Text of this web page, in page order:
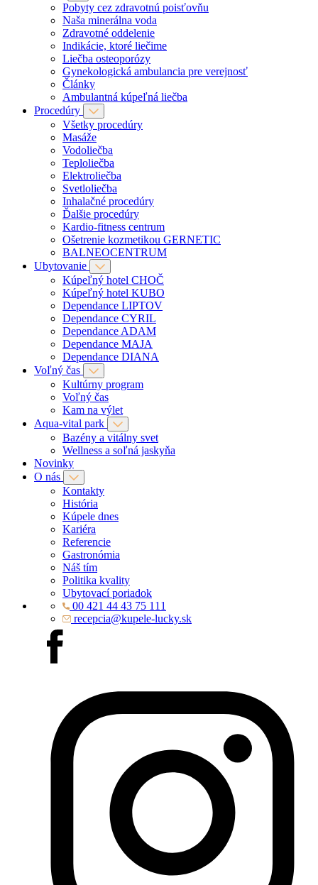
Pobyty cez zdravotnú poisťovňu
Naša minerálna voda
Zdravotné oddelenie
Indikácie, ktoré liečime
Liečba osteoporózy
Gynekologická ambulancia pre verejnosť
Články
Ambulantná kúpeľná liečba
Procedúry
Všetky procedúry
Masáže
Vodoliečba
Teploliečba
Elektroliečba
Svetloliečba
Inhalačné procedúry
Ďalšie procedúry
Kardio-fitness centrum
Ošetrenie kozmetikou GERNETIC
BALNEOCENTRUM
Ubytovanie
Kúpeľný hotel CHOČ
Kúpeľný hotel KUBO
Dependance LIPTOV
Dependance CYRIL
Dependance ADAM
Dependance MAJA
Dependance DIANA
Voľný čas
Kultúrny program
Voľný čas
Kam na výlet
Aqua-vital park
Bazény a vitálny svet
Wellness a soľná jaskyňa
Novinky
O nás
Kontakty
História
Kúpele dnes
Kariéra
Referencie
Gastronómia
Náš tím
Politika kvality
Ubytovací poriadok
00 421 44 43 75 111
recepcia@kupele-lucky.sk